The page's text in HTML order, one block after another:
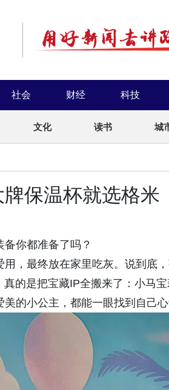
社会 财经 科技
文化 读书 城
保温杯就选格米
你都准备了吗？
，最终放在家里吃灰。说到底
的是把宝藏IP全搬来了：小马
的小公主，都能一眼找到自己心